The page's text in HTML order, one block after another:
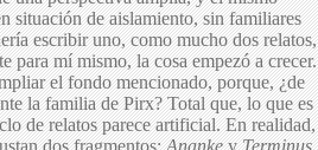
situación de aislamiento, sin familiares
escribir uno, como mucho dos relatos,
para mí mismo, la cosa empezó a crecer.
el fondo mencionado, porque, ¿de
la familia de Pirx? Total que, lo que es
de relatos parece artificial. En realidad,
dos fragmentos:AnankeyTerminus.